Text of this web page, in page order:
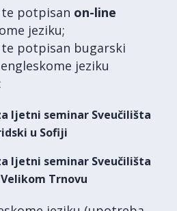
potpisan on-line
jeziku;
potpisan bugarski
jeziku
ljetni seminar Sveučilišta
u Sofiji
ljetni seminar Sveučilišta
Trnovu